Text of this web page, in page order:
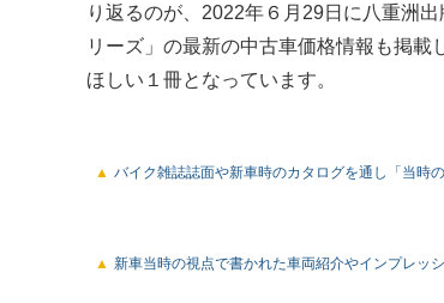
り返るのが、2022年６月29日に八重洲
リーズ」の最新の中古車価格情報も掲
ほしい１冊となっています。
バイク雑誌誌面や新車時のカタログを通し「当時の
新車当時の視点で書かれた車両紹介やインプレッ